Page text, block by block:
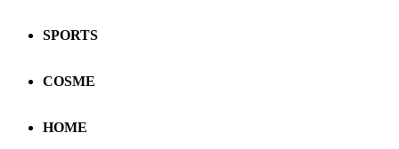
SPORTS
COSME
HOME